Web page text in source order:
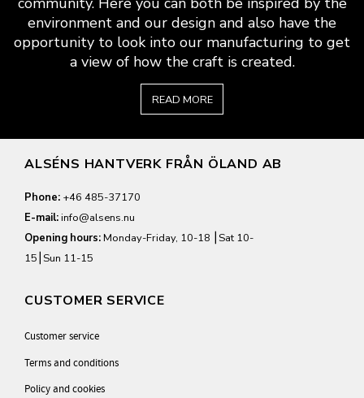
environment and our design and also have the
opportunity to look into our manufacturing to get
a view of how the craft is created.
READ MORE
ALSÉNS HANTVERK FRÅN ÖLAND AB
Phone: +46 485-37170
E-mail:info@alsens.nu
Opening hours:Monday-Friday, 10-18 ⎮Sat 10-
15⎮Sun 11-15
CUSTOMER SERVICE
Customer service
Terms and conditions
Policy and cookies